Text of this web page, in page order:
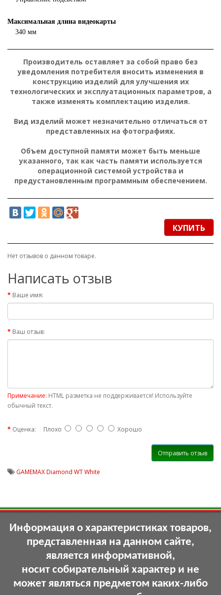
Максимальная длина видеокарты
340 мм
Производитель оставляет за собой право без
уведомления потребителя вносить изменения в
конструкцию изделий для улучшения их
технологических и эксплуатационных параметров, а
также изменять комплектацию изделия.
Вид изделий может незначительно отличаться от
представленных на фотографиях.
Объем доступной памяти может быть меньше
указанного, так как часть памяти используется
операционной системой устройства и
предустановленным программным обеспечением.
КУПИТЬ
Нет отзывов о данном товаре.
Написать отзыв
Ваше имя:
Ваш отзыв:
Примечание: HTML разметка не поддерживается! Используйте
обычный текст.
Оценка: Плохо Хорошо
Отправить отзыв
GAMEMAX Diamond WT White
Информация о характеристиках товаров,
представленная на данном сайте,
является информативной,
носит собирательный характер и не
может являться предметом каких-либо